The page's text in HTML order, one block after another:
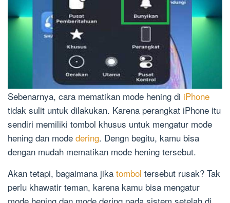
Sebenarnya, cara mematikan mode hening di iPhone
tidak sulit untuk dilakukan. Karena perangkat iPhone itu
sendiri memiliki tombol khusus untuk mengatur mode
hening dan mode dering. Dengn begitu, kamu bisa
dengan mudah mematikan mode hening tersebut.
Akan tetapi, bagaimana jika tombol tersebut rusak? Tak
perlu khawatir teman, karena kamu bisa mengatur